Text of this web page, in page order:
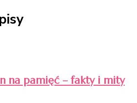
na pamięć – fakty i mity